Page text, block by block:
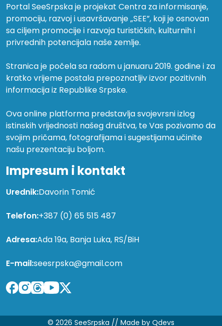
Portal SeeSrpska je projekat Centra za informisanje,
promociju, razvoj i usavršavanje „SEE”, koji je osnovan
sa ciljem promocije i razvoja turističkih, kulturnih i
privrednih potencijala naše zemlje.
Stranica je počela sa radom u januaru 2019. godine i za
kratko vrijeme postala prepoznatljiv izvor pozitivnih
informacija iz Republike Srpske.
Ova online platforma predstavlja svojevrsni izlog
istinskih vrijednosti našeg društva, te Vas pozivamo da
svojim pričama, fotografijama i sugestijama učinite
našu prezentaciju boljom.
Impresum i kontakt
Urednik:Davorin Tomić
Telefon:+387 (0) 65 515 487
Adresa:Ada 19a, Banja Luka, RS/BiH
E-mail:seesrpska@gmail.com
© 2026 SeeSrpska // Made by Qdevs